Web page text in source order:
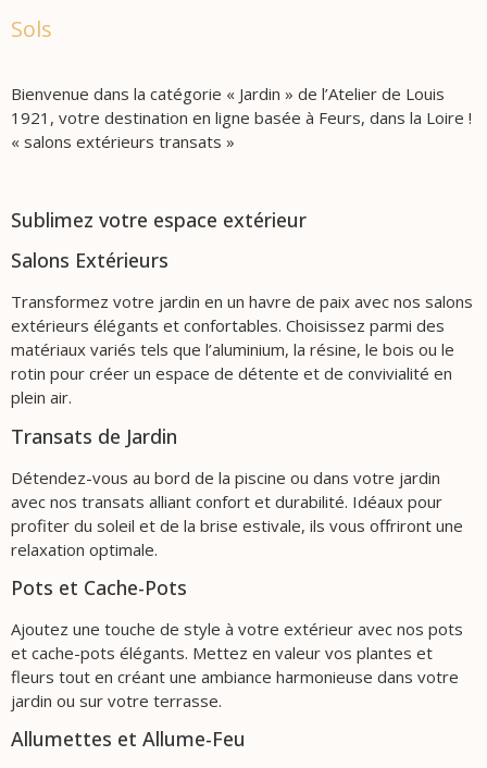
Sols
Bienvenue dans la catégorie « Jardin » de l’Atelier de Louis
1921, votre destination en ligne basée à Feurs, dans la Loire !
« salons extérieurs transats »
Sublimez votre espace extérieur
Salons Extérieurs
Transformez votre jardin en un havre de paix avec nos salons
extérieurs élégants et confortables. Choisissez parmi des
matériaux variés tels que l’aluminium, la résine, le bois ou le
rotin pour créer un espace de détente et de convivialité en
plein air.
Transats de Jardin
Détendez-vous au bord de la piscine ou dans votre jardin
avec nos transats alliant confort et durabilité. Idéaux pour
profiter du soleil et de la brise estivale, ils vous offriront une
relaxation optimale.
Pots et Cache-Pots
Ajoutez une touche de style à votre extérieur avec nos pots
et cache-pots élégants. Mettez en valeur vos plantes et
fleurs tout en créant une ambiance harmonieuse dans votre
jardin ou sur votre terrasse.
Allumettes et Allume-Feu